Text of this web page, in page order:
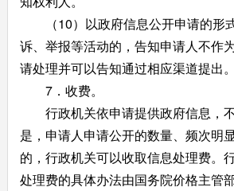
（10）以政府信息公开申请的形
诉、举报等活动的，告知申请人不作
请处理并可以告知通过相应渠道提出。
7．收费。
行政机关依申请提供政府信息，
是，申请人申请公开的数量、频次明
的，行政机关可以收取信息处理费。
处理费的具体办法由国务院价格主管